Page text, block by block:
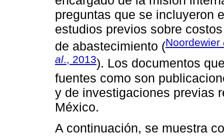
preguntas que se incluyeron
estudios previos sobre
de abastecimiento (Noordewier
al., 2013). Los documentos
fuentes como son
y de investigaciones previas
México.
A continuación, se muestra